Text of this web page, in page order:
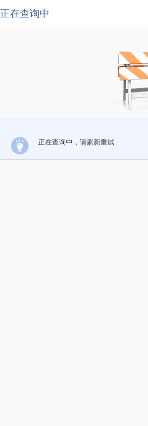
正在查询中
正在查询中，请刷新重试